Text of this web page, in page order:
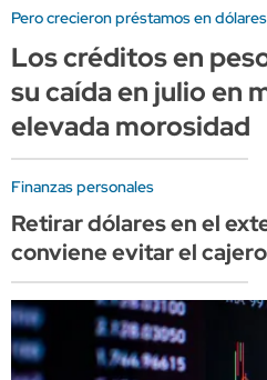
Pero crecieron préstamos en dólares
Los créditos en
su caída en julio en
elevada morosidad
Finanzas personales
Retirar dólares en el
conviene evitar el